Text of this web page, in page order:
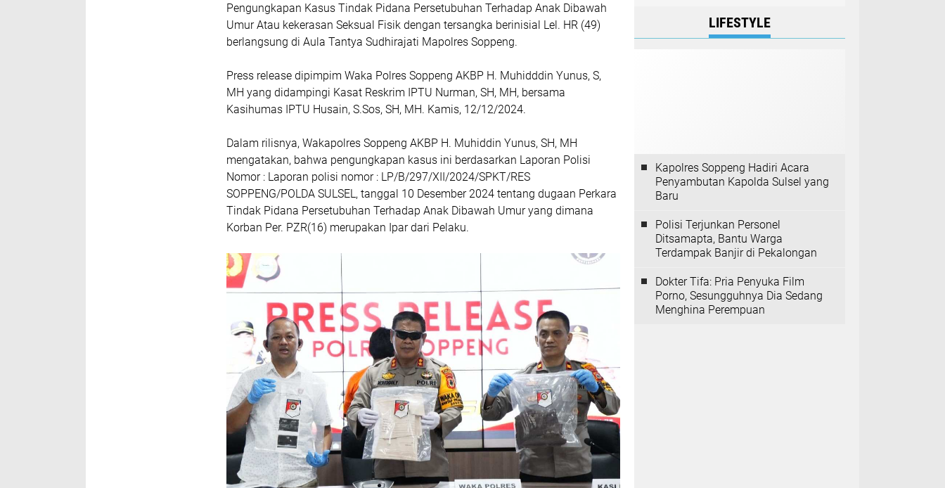
Pengungkapan Kasus Tindak Pidana Persetubuhan Terhadap Anak Dibawah
Umur Atau kekerasan Seksual Fisik dengan tersangka berinisial Lel. HR (49)
berlangsung di Aula Tantya Sudhirajati Mapolres Soppeng.
Press release dipimpim Waka Polres Soppeng AKBP H. Muhidddin Yunus, S,
MH yang didampingi Kasat Reskrim IPTU Nurman, SH, MH, bersama
Kasihumas IPTU Husain, S.Sos, SH, MH. Kamis, 12/12/2024.
Dalam rilisnya, Wakapolres Soppeng AKBP H. Muhiddin Yunus, SH, MH
mengatakan, bahwa pengungkapan kasus ini berdasarkan Laporan Polisi
Nomor : Laporan polisi nomor : LP/B/297/XII/2024/SPKT/RES
SOPPENG/POLDA SULSEL, tanggal 10 Desember 2024 tentang dugaan Perkara
Tindak Pidana Persetubuhan Terhadap Anak Dibawah Umur yang dimana
Korban Per. PZR(16) merupakan Ipar dari Pelaku.
LIFESTYLE
Kapolres Soppeng Hadiri Acara
Penyambutan Kapolda Sulsel yang
Baru
Polisi Terjunkan Personel
Ditsamapta, Bantu Warga
Terdampak Banjir di Pekalongan
Dokter Tifa: Pria Penyuka Film
Porno, Sesungguhnya Dia Sedang
Menghina Perempuan